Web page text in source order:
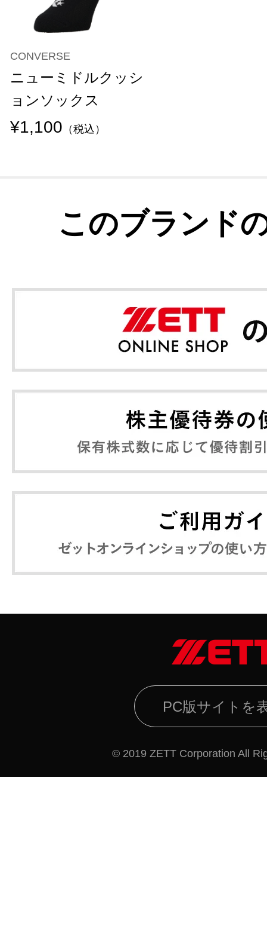
CONVERSE
ニューミドルクッシ
ョンソックス
¥1,100 （税込）
このブランド
PC版サイトを
© 2019 ZETT Corporation All